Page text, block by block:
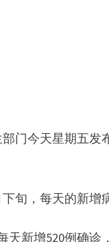
门今天星期五
旬，每天的新增
新增520例确诊